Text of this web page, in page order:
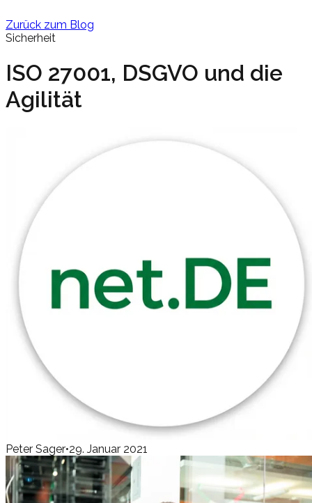
Zurück zum Blog
Sicherheit
ISO 27001, DSGVO und die
Agilität
Peter Sager•29. Januar 2021